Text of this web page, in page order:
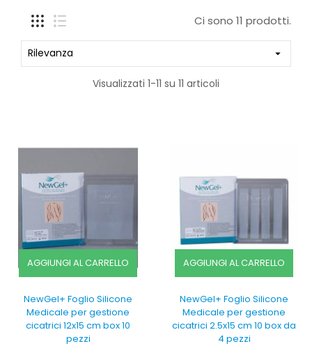
Ci sono 11 prodotti.
Rilevanza 
Visualizzati 1-11 su 11 articoli
AGGIUNGI AL CARRELLO
NewGel+ Foglio Silicone
Medicale per gestione
cicatrici 12x15 cm box 10
pezzi
AGGIUNGI AL CARRELLO
NewGel+ Foglio Silicone
Medicale per gestione
cicatrici 2.5x15 cm 10 box da
4 pezzi